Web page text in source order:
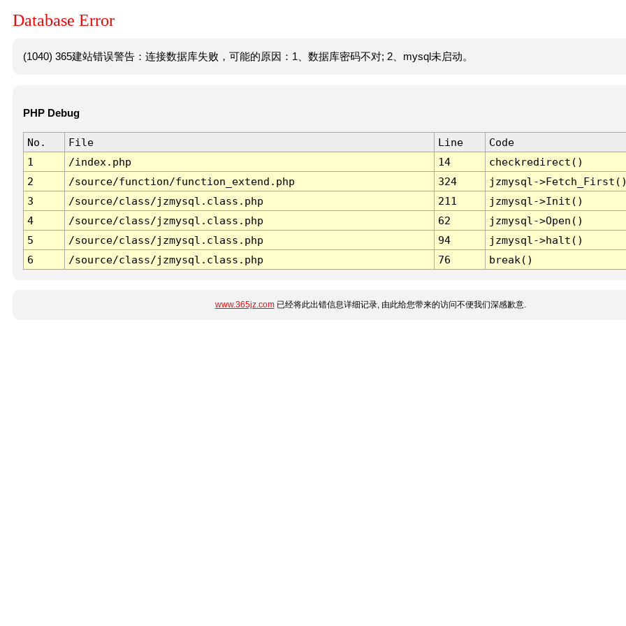
Database Error
(1040) 365建站错误警告：连接数据库失败，可能的原因：1、数据库密码不对; 2、mysql未启动。
PHP Debug
No. File Line
Code
1
/index.php 14
checkredirect()
2
/source/function/function_extend.php 324
jzmysql-
3
/source/class/jzmysql.class.php 211
jzmysql->Init()
4
/source/class/jzmysql.class.php 62
jzmysql->Open()
5
/source/class/jzmysql.class.php 94
jzmysql->halt()
6
/source/class/jzmysql.class.php 76 break()
www.365jz.com已经将此出错信息详细记录, 由此给您带来的访问不便我们深感歉意.